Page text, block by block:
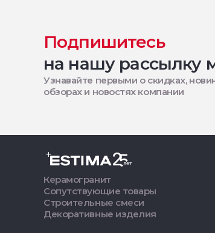
Подпишитесь
на нашу рассылку
Узнавайте первыми о скидках,
обзорах и новостях компании
Керамогранит
Сопутствующие товары
Строительные смеси
Декоративные изделия